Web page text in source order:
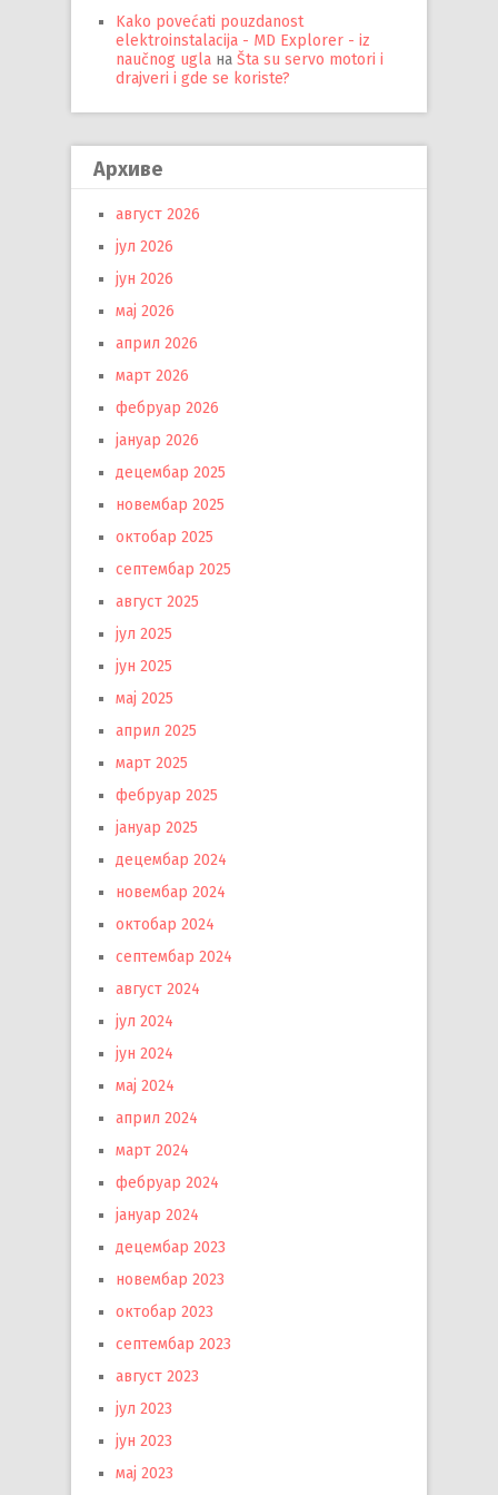
Kako povećati pouzdanost
elektroinstalacija - MD Explorer - iz
naučnog ugla на Šta su servo motori i
drajveri i gde se koriste?
Архиве
август 2026
јул 2026
јун 2026
мај 2026
април 2026
март 2026
фебруар 2026
јануар 2026
децембар 2025
новембар 2025
октобар 2025
септембар 2025
август 2025
јул 2025
јун 2025
мај 2025
април 2025
март 2025
фебруар 2025
јануар 2025
децембар 2024
новембар 2024
октобар 2024
септембар 2024
август 2024
јул 2024
јун 2024
мај 2024
април 2024
март 2024
фебруар 2024
јануар 2024
децембар 2023
новембар 2023
октобар 2023
септембар 2023
август 2023
јул 2023
јун 2023
мај 2023